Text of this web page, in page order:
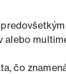
čo